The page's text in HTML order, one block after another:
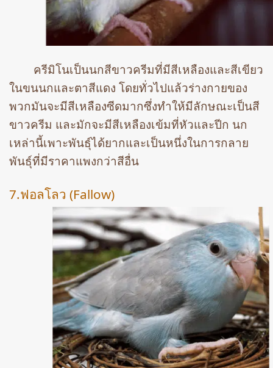
ครีมิโนเป็นนกสีขาวครีมที่มีสีเหลืองและสีเขียว
ในขนนกและตาสีแดง โดยทั่วไปแล้วร่างกายของ
พวกมันจะมีสีเหลืองซีดมากซึ่งทำให้มีลักษณะเป็นสี
ขาวครีม และมักจะมีสีเหลืองเข้มที่หัวและปีก นก
เหล่านี้เพาะพันธุ์ได้ยากและเป็นหนึ่งในการกลาย
พันธุ์ที่มีราคาแพงกว่าสีอื่น
7.ฟอลโลว (Fallow)